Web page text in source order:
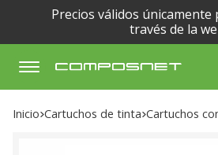
Precios válidos únicamente
través de la
Inicio cartuchos de tinta cartuchos